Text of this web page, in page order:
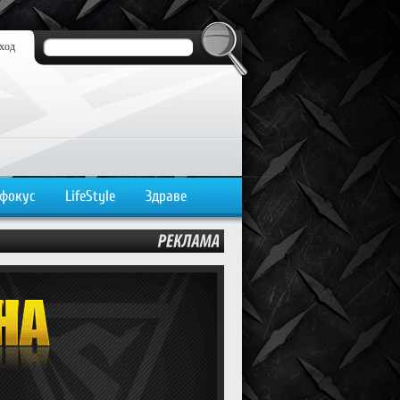
LifeStyle Здраве